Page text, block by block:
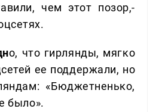
чем этот позор,-
о, что гирлянды, мягко
ее поддержали, но
«Бюджетненько,
было».